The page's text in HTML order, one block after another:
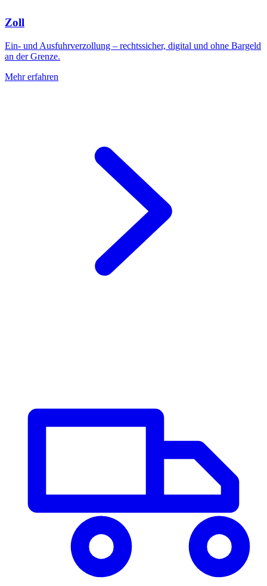
Zoll
Ein- und Ausfuhrverzollung – rechtssicher, digital und ohne Bargeld
an der Grenze.
Mehr erfahren